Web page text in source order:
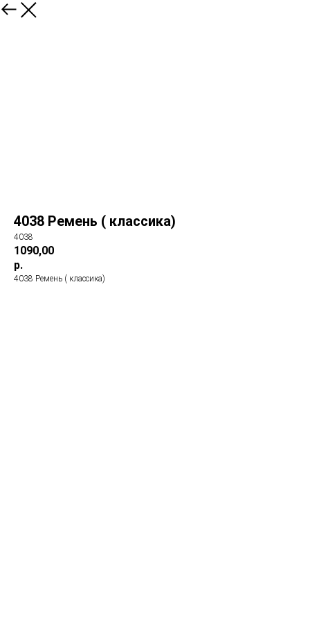
4038 Ремень ( классика)
4038
1090,00
р.
4038 Ремень ( классика)